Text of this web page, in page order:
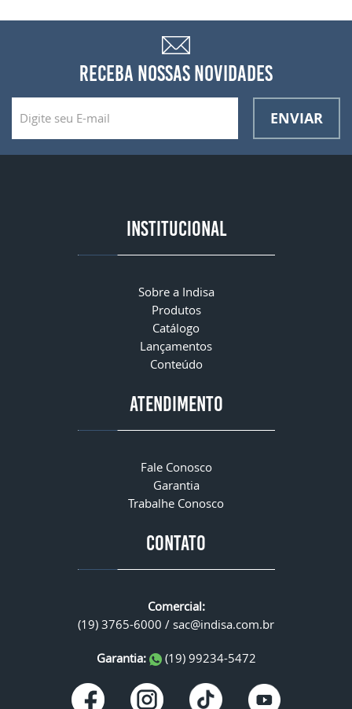
RECEBA NOSSAS NOVIDADES
ENVIAR
INSTITUCIONAL
Sobre a Indisa
Produtos
Catálogo
Lançamentos
Conteúdo
ATENDIMENTO
Fale Conosco
Garantia
Trabalhe Conosco
CONTATO
Comercial:
(19) 3765-6000 / sac@indisa.com.br
Garantia: (19) 99234-5472